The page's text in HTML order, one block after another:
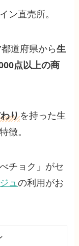
ン直売所。
道府県から生
点以上の商
りを持った生
徴。
チョク」がセ
ュの利用がお